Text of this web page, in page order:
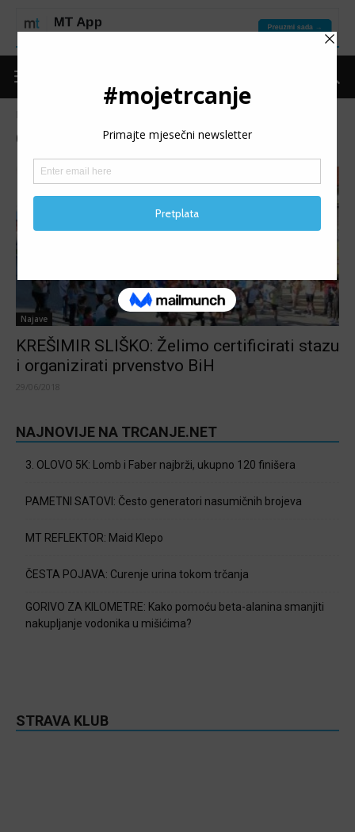
Oznaka: duvanjska desetka
Najave
KREŠIMIR SLIŠKO: Želimo certificirati stazu
i organizirati prvenstvo BiH
29/06/2018
NAJNOVIJE NA TRCANJE.NET
3. OLOVO 5K: Lomb i Faber najbrži, ukupno 120 finišera
PAMETNI SATOVI: Često generatori nasumičnih brojeva
MT REFLEKTOR: Maid Klepo
ČESTA POJAVA: Curenje urina tokom trčanja
GORIVO ZA KILOMETRE: Kako pomoću beta-alanina smanjiti
nakupljanje vodonika u mišićima?
STRAVA KLUB